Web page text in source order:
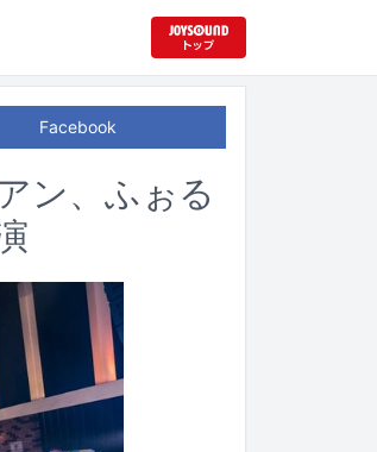
Facebook
ン、ふぉる